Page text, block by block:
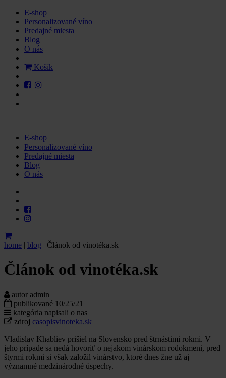
E-shop
Personalizované víno
Predajné miesta
Blog
O nás
Košík
|
E-shop
Personalizované víno
Predajné miesta
Blog
O nás
|
|
home | blog | Článok od vinotéka.sk
Článok od vinotéka.sk
autor admin
publikované 10/25/21
kategória napisali o nas
zdroj casopisvinoteka.sk
Vladislav Khabliev prišiel na Slovensko pred štrnástimi rokmi. V
jeho prípade sa nedá hovoriť o nejakom vinárskom rodokmeni, pred
štyrmi rokmi si však založil vinárstvo, ktoré dnes žne už aj
významné medzinárodné úspechy.